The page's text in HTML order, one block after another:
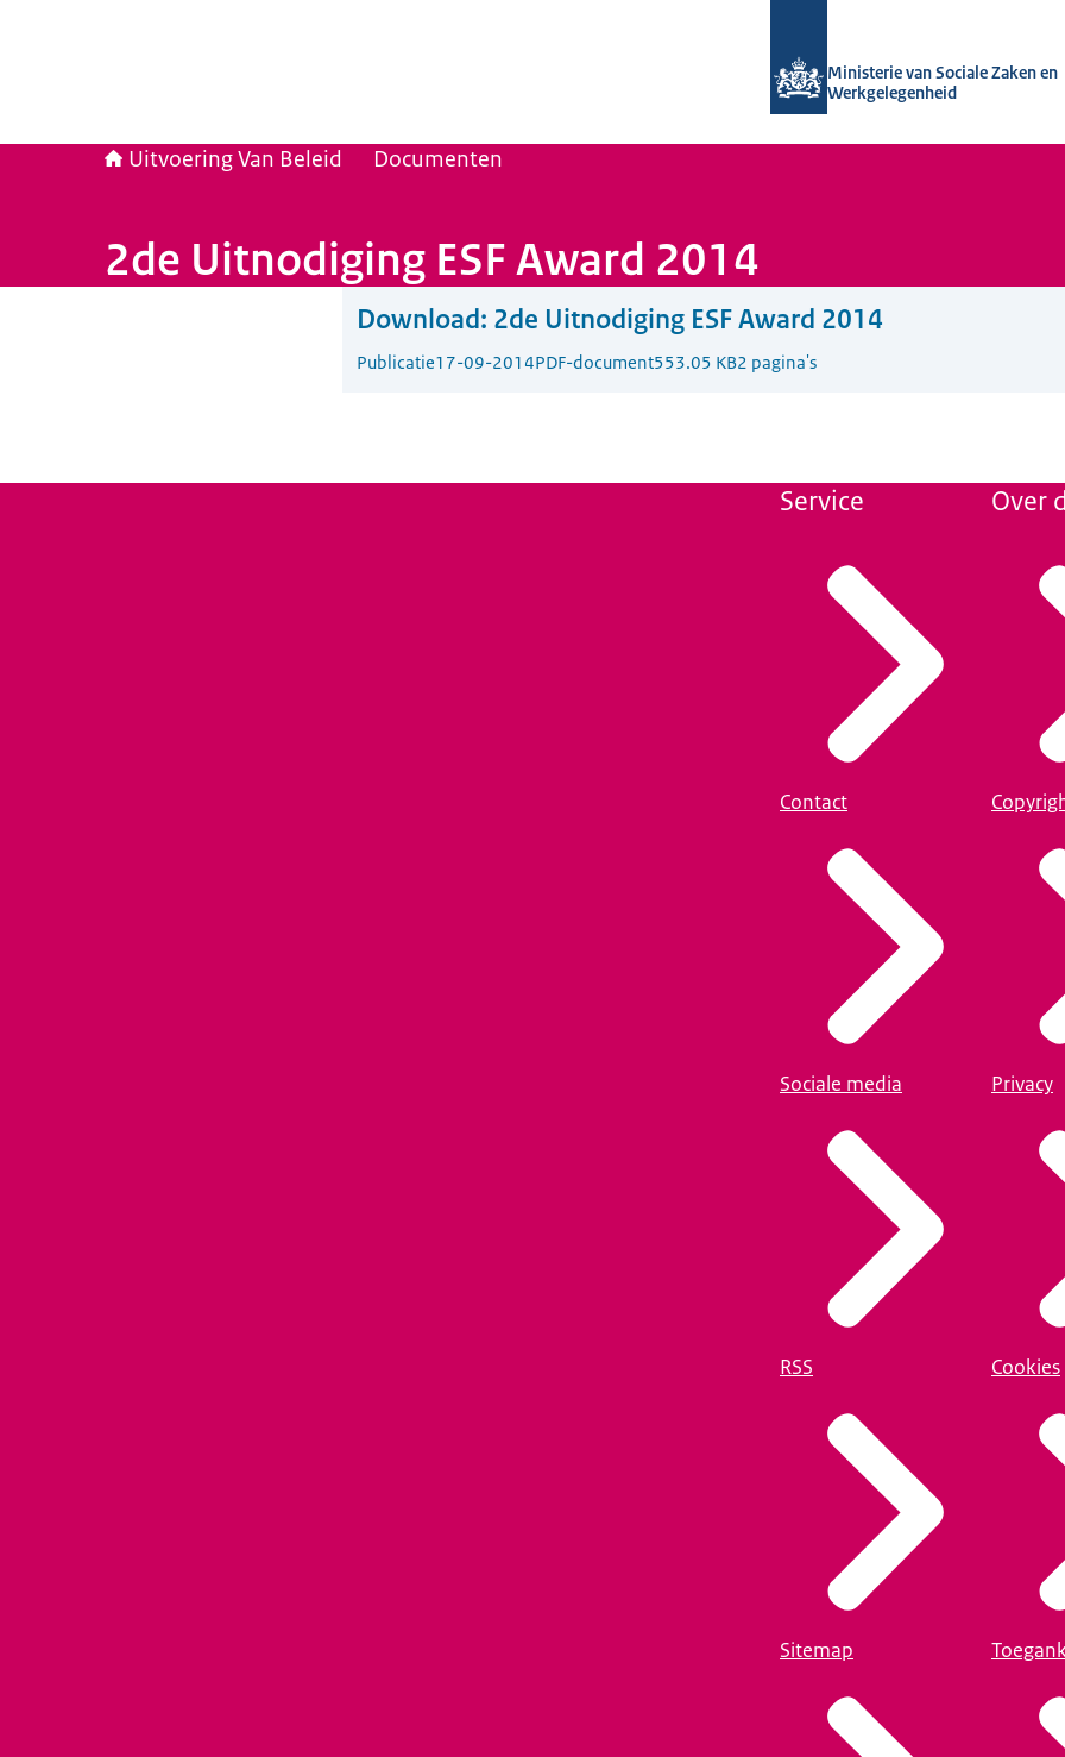
Ministerie van Sociale Zaken en
Werkgelegenheid
Uitvoering Van Beleid Documenten
2de Uitnodiging ESF Award 2014
Download: 2de Uitnodiging ESF Award 2014
Publicatie17-09-2014PDF-document553.05 KB2 pagina's
Service
Contact
Sociale media
RSS
Sitemap
Over
Privacy
Cookies